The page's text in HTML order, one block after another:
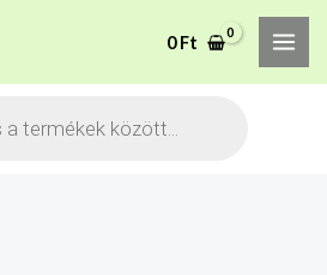
0Ft
Megértettem